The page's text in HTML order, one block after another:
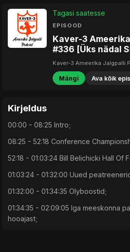
Tagasi saatesse
EPISOOD
Kaver-3
#336 [Üks nädal
Kaver-3 Ameerika Jalgpalli
Mängi Ava kõik
Kirjeldus
00:00 - 08:25 Intro;
08:25 - 52:18 Conference
52:18 - 01:03:24 Bill Belichicki Hall Of
01:03:24 - 01:32:00 Uued
01:32:00 - 01:34:35 Olyboostid;
01:34:35 - 02:09:05 Iga meeskonna
hooajast;